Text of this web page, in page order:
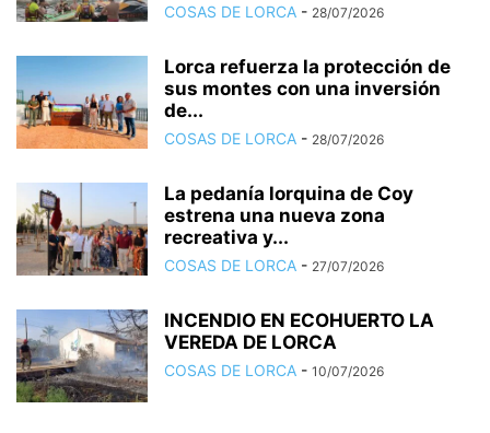
COSAS DE LORCA - 28/07/2026
Lorca refuerza la protección de
sus montes con una inversión
de...
COSAS DE LORCA - 28/07/2026
La pedanía lorquina de Coy
estrena una nueva zona
recreativa y...
COSAS DE LORCA - 27/07/2026
INCENDIO EN ECOHUERTO LA
VEREDA DE LORCA
COSAS DE LORCA - 10/07/2026